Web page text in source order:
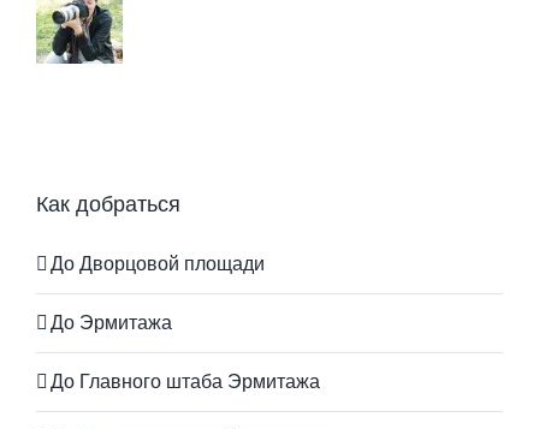
Как добраться
До Дворцовой площади
До Эрмитажа
До Главного штаба Эрмитажа